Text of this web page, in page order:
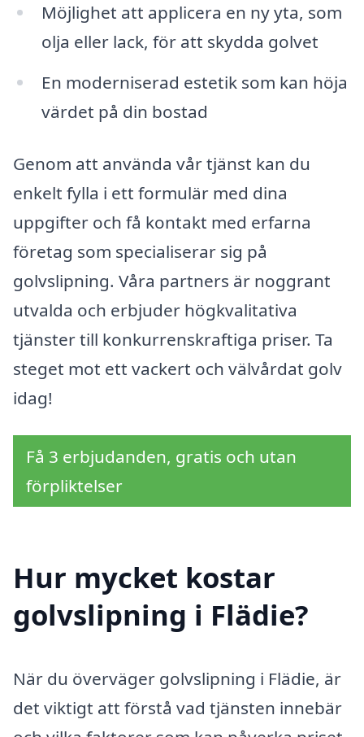
Möjlighet att applicera en ny yta, som
olja eller lack, för att skydda golvet
En moderniserad estetik som kan höja
värdet på din bostad
Genom att använda vår tjänst kan du
enkelt fylla i ett formulär med dina
uppgifter och få kontakt med erfarna
företag som specialiserar sig på
golvslipning. Våra partners är noggrant
utvalda och erbjuder högkvalitativa
tjänster till konkurrenskraftiga priser. Ta
steget mot ett vackert och välvårdat golv
idag!
Få 3 erbjudanden, gratis och utan
förpliktelser
Hur mycket kostar
golvslipning i Flädie?
När du överväger golvslipning i Flädie, är
det viktigt att förstå vad tjänsten innebär